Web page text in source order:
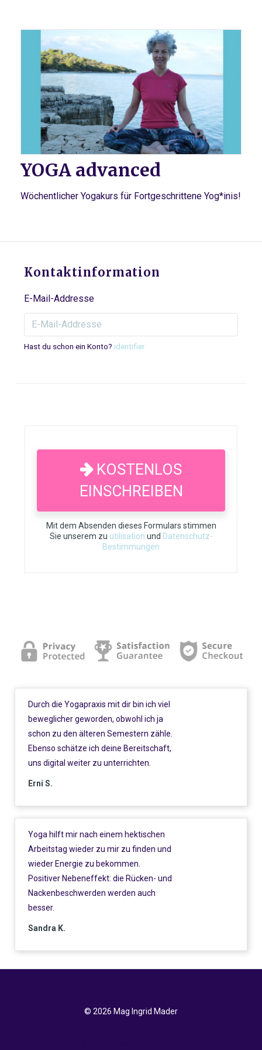
YOGA advanced
Wöchentlicher Yogakurs für Fortgeschrittene Yog*inis!
Kontaktinformation
E-Mail-Addresse
Hast du schon ein Konto? identifier
KOSTENLOS
EINSCHREIBEN
Mit dem Absenden dieses Formulars stimmen
Sie unserem zu utilisation und Datenschutz-
Bestimmungen
Durch die Yogapraxis mit dir bin ich viel
beweglicher geworden, obwohl ich ja
schon zu den älteren Semestern zähle.
Ebenso schätze ich deine Bereitschaft,
uns digital weiter zu unterrichten.
Erni S.
Yoga hilft mir nach einem hektischen
Arbeitstag wieder zu mir zu finden und
wieder Energie zu bekommen.
Positiver Nebeneffekt: die Rücken- und
Nackenbeschwerden werden auch
besser.
Sandra K.
© 2026 Mag Ingrid Mader